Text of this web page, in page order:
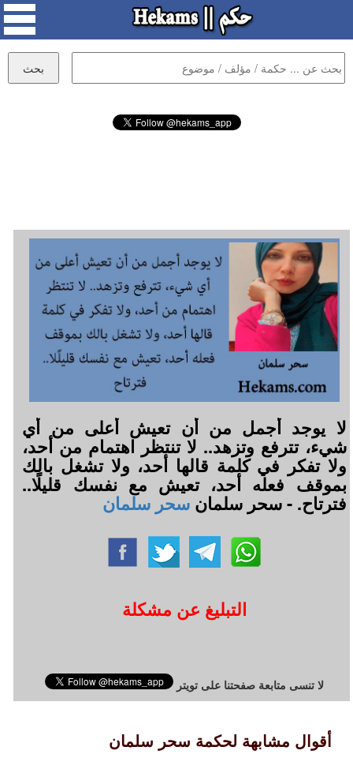
لا يوجد أجمل من أن تعيش أعلى من أي
شيء، تترفع وتزهد.. لا تنتظر اهتمام من أحد،
ولا تفكر في كلمة قالها أحد، ولا تشغل بالك
بموقف فعله أحد، تعيش مع نفسك قليلًا..
فترتاح. - سحر سلمانسحر سلمان
التبليغ عن مشكلة
لا تنسى متابعة صفحتنا على تويتر
أقوال مشابهة لحكمة سحر سلمان